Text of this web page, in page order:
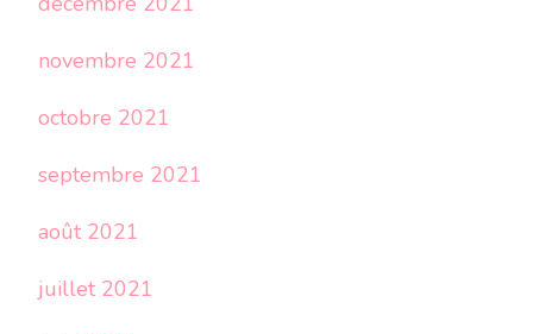
novembre 2021
octobre 2021
septembre 2021
août 2021
juillet 2021